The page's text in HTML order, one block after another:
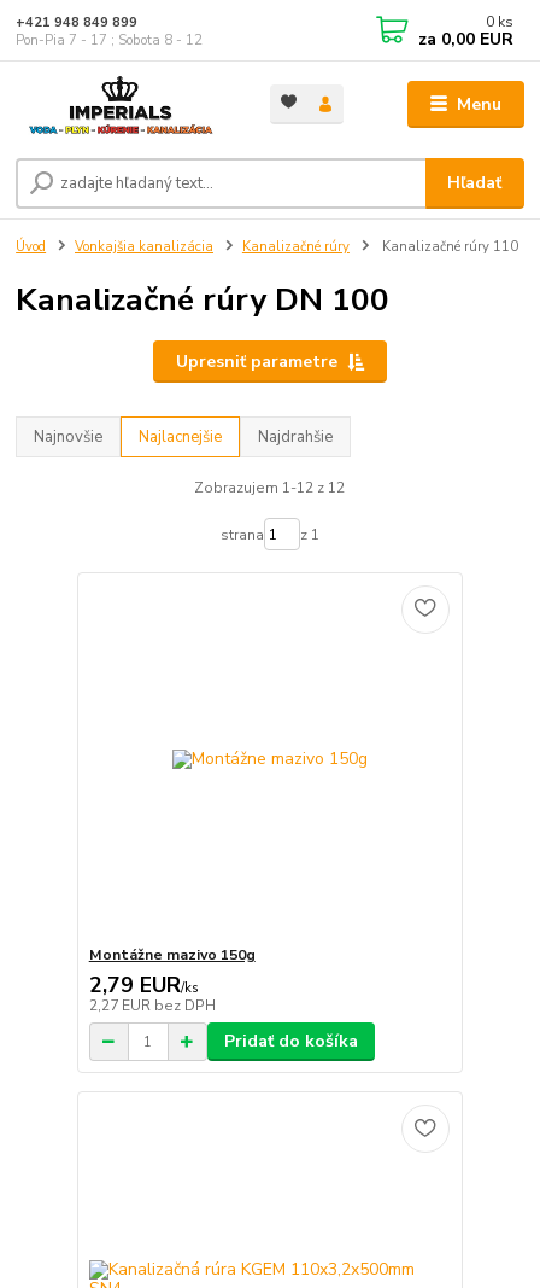
Menu
Hľadať
+421 948 849 899
Pon-Pia 7 - 17 ; Sobota 8 - 12
0 ks
za 0,00 EUR
Úvod Vonkajšia kanalizácia Kanalizačné rúry Kanalizačné rúry 110
Kanalizačné rúry DN 100
Upresniť parametre
Najnovšie Najlacnejšie Najdrahšie
Zobrazujem 1-12 z 12
strana z 1
Montážne mazivo 150g
2,79 EUR/ks
2,27 EUR bez DPH
Pridať do košíka